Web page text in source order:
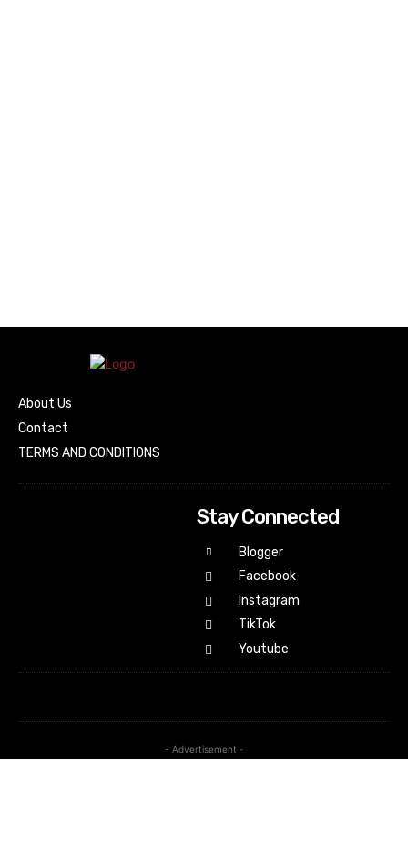
About Us
Contact
TERMS AND CONDITIONS
Stay Connected
Blogger
Facebook
Instagram
TikTok
Youtube
- Advertisement -